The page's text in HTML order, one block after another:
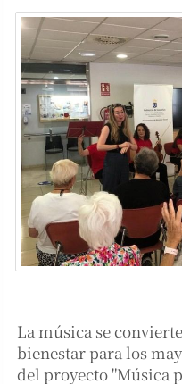
La música se
bienestar para los
del proyecto "Música